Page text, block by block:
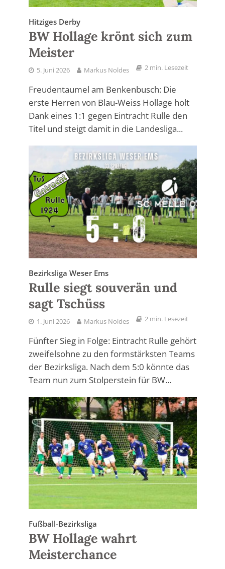
Hitziges Derby
BW Hollage krönt sich zum
Meister
5. Juni 2026 Markus Noldes 2 min. Lesezeit
Freudentaumel am Benkenbusch: Die
erste Herren von Blau-Weiss Hollage holt
Dank eines 1:1 gegen Eintracht Rulle den
Titel und steigt damit in die Landesliga...
Bezirksliga Weser Ems
Rulle siegt souverän und
sagt Tschüss
1. Juni 2026 Markus Noldes 2 min. Lesezeit
Fünfter Sieg in Folge: Eintracht Rulle gehört
zweifelsohne zu den formstärksten Teams
der Bezirksliga. Nach dem 5:0 könnte das
Team nun zum Stolperstein für BW...
Fußball-Bezirksliga
BW Hollage wahrt
Meisterchance